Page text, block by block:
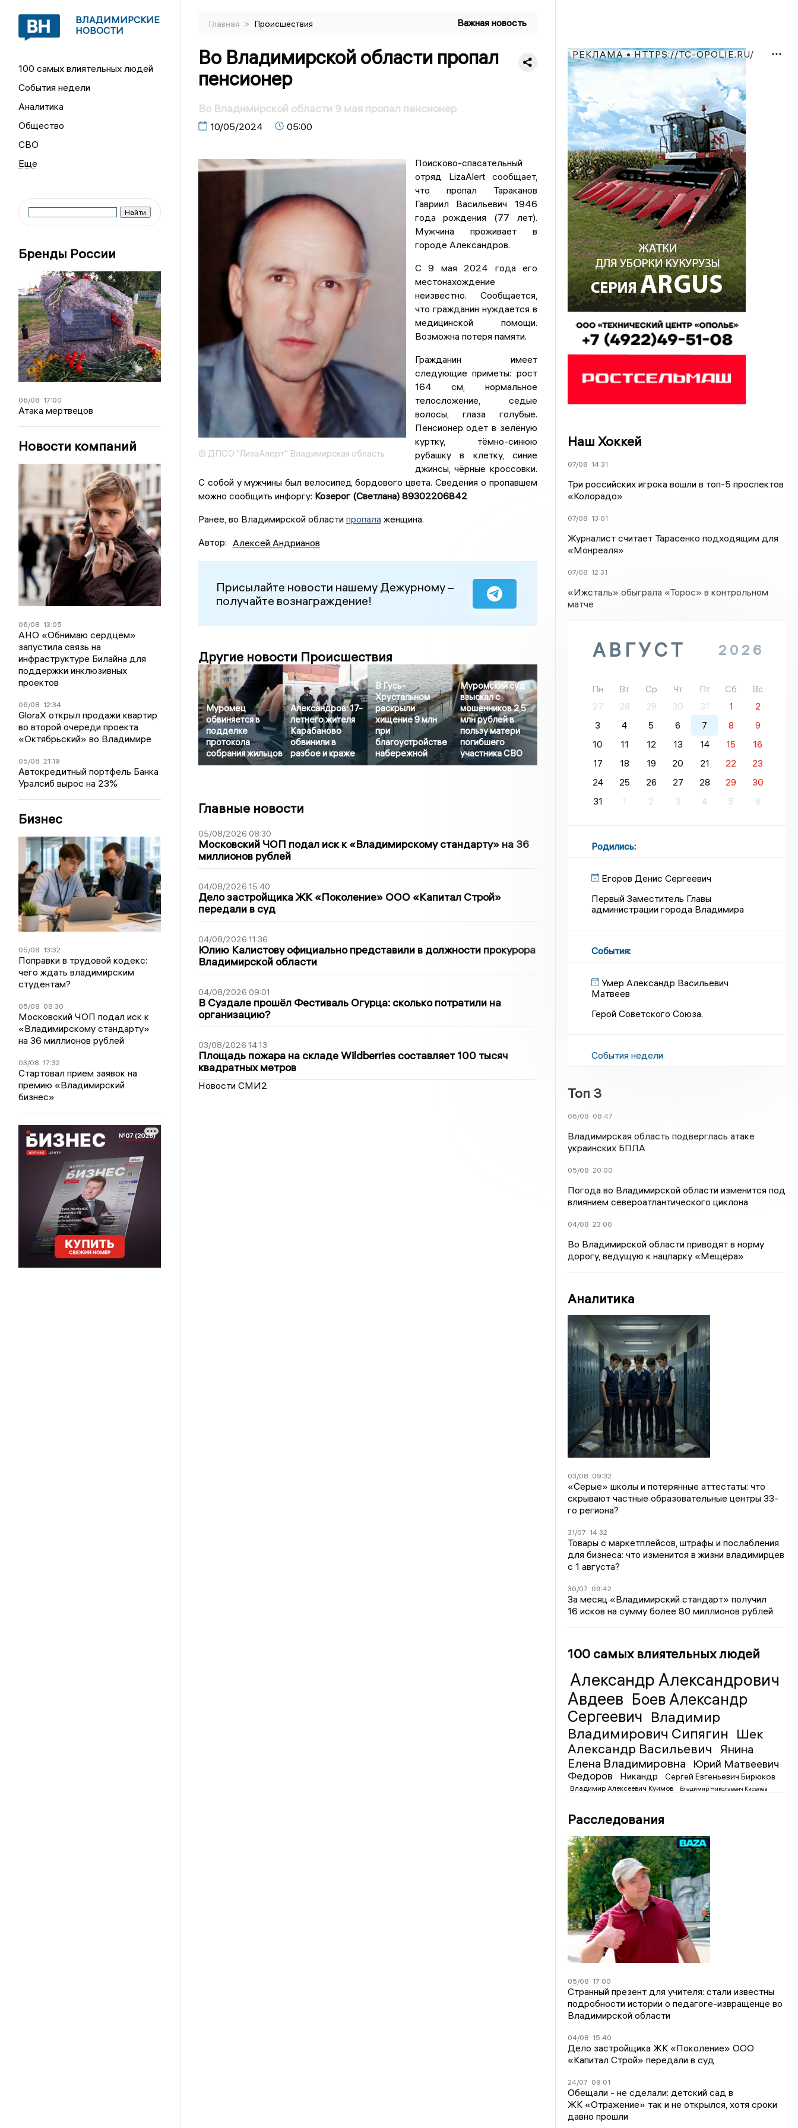
ВЛАДИМИРСКИЕ
НОВОСТИ
100 самых влиятельных людей
События недели
Аналитика
Общество
СВО
Бренды России
06/08 17:00
Атака мертвецов
Новости компаний
06/08 13:05
АНО «Обнимаю сердцем»
запустила связь на
инфраструктуре Билайна для
поддержки инклюзивных
проектов
06/08 12:34
GloraX открыл продажи квартир
во второй очереди проекта
«Октябрьский» во Владимире
05/08 21:19
Автокредитный портфель Банка
Уралсиб вырос на 23%
Бизнес
05/08 13:32
Поправки в трудовой кодекс:
чего ждать владимирским
студентам?
05/08 08:30
Московский ЧОП подал иск к
«Владимирскому стандарту»
на 36 миллионов рублей
03/08 17:32
Стартовал прием заявок на
премию «Владимирский
бизнес»
Главная > Происшествия Важная новость
Во Владимирской области пропал
пенсионер
Во Владимирской области 9 мая пропал пенсионер
10/05/2024 05:00
© ДПСО "ЛизаАлерт" Владимирская область
Поисково-спасательный
отряд LizaAlert сообщает,
что пропал Тараканов
Гавриил Васильевич 1946
года рождения (77 лет).
Мужчина проживает в
городе Александров.
С 9 мая 2024 года его
местонахождение
неизвестно. Сообщается,
что гражданин нуждается в
медицинской помощи.
Возможна потеря памяти.
Гражданин имеет
следующие приметы: рост
164 см, нормальное
телосложение, седые
волосы, глаза голубые.
Пенсионер одет в зелёную
куртку, тёмно-синюю
рубашку в клетку, синие
джинсы, чёрные кроссовки.
С собой у мужчины был велосипед бордового цвета. Сведения о пропавшем
можно сообщить инфоргу: Козерог (Светлана) 89302206842
Ранее, во Владимирской области пропалаженщина.
Автор: Алексей Андрианов
Присылайте новости нашему Дежурному –
получайте вознаграждение!
Другие новости Происшествия
Муромец
обвиняется в
подделке
протокола
собрания жильцов
Александров: 17-
летнего жителя
Карабаново
обвинили в
разбое и краже
В Гусь-
Хрустальном
раскрыли
хищение 9 млн
при
благоустройстве
набережной
Муромский суд
взыскал с
мошенников 2,5
млн рублей в
пользу матери
погибшего
участника СВО
Главные новости
05/08/2026 08:30
Московский ЧОП подал иск к «Владимирскому стандарту» на 36
миллионов рублей
04/08/2026 15:40
Дело застройщика ЖК «Поколение» ООО «Капитал Строй»
передали в суд
04/08/2026 11:36
Юлию Калистову официально представили в должности прокурора
Владимирской области
04/08/2026 09:01
В Суздале прошёл Фестиваль Огурца: сколько потратили на
организацию?
03/08/2026 14:13
Площадь пожара на складе Wildberries составляет 100 тысяч
квадратных метров
Новости СМИ2
РЕКЛАМА • HTTPS://TC-OPOLIE.RU/
Наш Хоккей
07/08 14:31
Три российских игрока вошли в топ-5 проспектов
«Колорадо»
07/08 13:01
Журналист считает Тарасенко подходящим для
«Монреаля»
07/08 12:31
«Ижсталь» обыграла «Торос» в контрольном
матче
АВГУСТ 2026
Пн Вт Ср Чт Пт Сб
Вс
27
28 29 30 31 1
2
3
4 5 6 7 8
9
10
11 12 13 14 15
16
17
18 19 20 21 22
23
24
25 26 27 28 29
30
31
1 2 3 4 5 6
Родились:
Егоров Денис Сергеевич
Первый Заместитель Главы
администрации города Владимира
События:
Умер Александр Васильевич
Матвеев
Герой Советского Союза.
События недели
Топ 3
06/08 08:47
Владимирская область подверглась атаке
украинских БПЛА
05/08 20:00
Погода во Владимирской области изменится под
влиянием североатлантического циклона
04/08 23:00
Во Владимирской области приводят в норму
дорогу, ведущую к нацпарку «Мещёра»
Аналитика
03/08 09:32
«Серые» школы и потерянные аттестаты: что
скрывают частные образовательные центры 33-
го региона?
31/07 14:32
Товары с маркетплейсов, штрафы и послабления
для бизнеса: что изменится в жизни владимирцев
с 1 августа?
30/07 09:42
За месяц «Владимирский стандарт» получил
16 исков на сумму более 80 миллионов рублей
100 самых влиятельных людей
Александр Александрович
Авдеев Боев Александр
Сергеевич Владимир
Владимирович Сипягин Шек
Александр Васильевич
Янина
Елена Владимировна
Юрий Матвеевич
Федоров
Никандр Сергей Евгеньевич Бирюков
Владимир Алексеевич Куимов Владимир Николаевич Киселёв
Расследования
05/08 17:00
Странный презент для учителя: стали известны
подробности истории о педагоге-извращенце во
Владимирской области
04/08 15:40
Дело застройщика ЖК «Поколение» ООО
«Капитал Строй» передали в суд
24/07 09:01
Обещали - не сделали: детский сад в
ЖК «Отражение» так и не открылся, хотя сроки
давно прошли